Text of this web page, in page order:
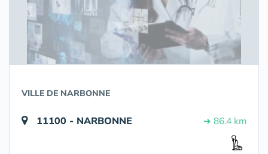
VILLE DE NARBONNE
11100 - NARBONNE ➔ 86.4 km